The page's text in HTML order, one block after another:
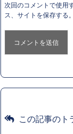
次回のコメントで使用
ス、サイトを保存する。
この記事のト